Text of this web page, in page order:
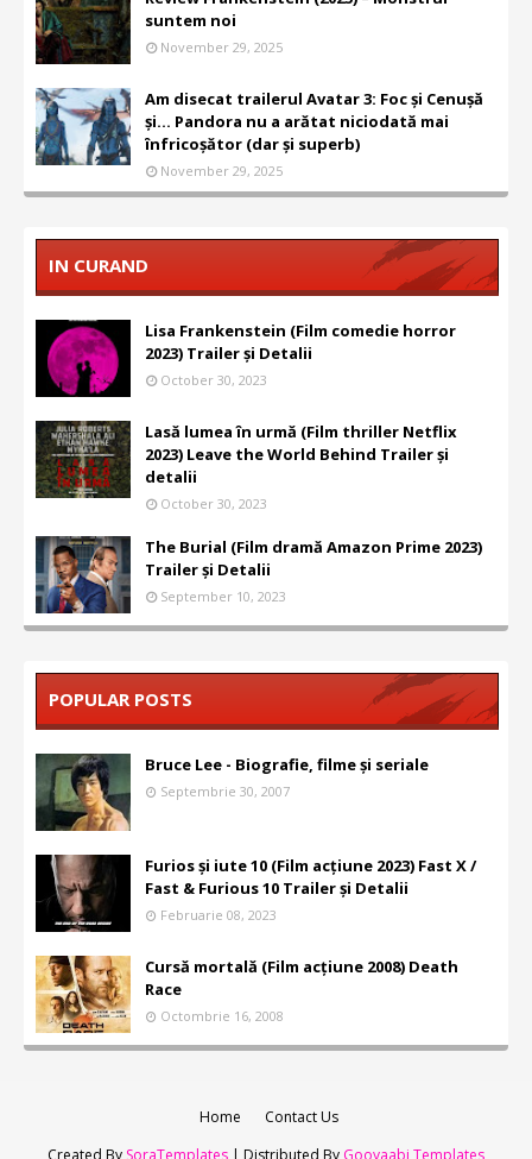
suntem noi
November 29, 2025
Am disecat trailerul Avatar 3: Foc și Cenușă
și... Pandora nu a arătat niciodată mai
înfricoșător (dar și superb)
November 29, 2025
IN CURAND
Lisa Frankenstein (Film comedie horror
2023) Trailer și Detalii
October 30, 2023
Lasă lumea în urmă (Film thriller Netflix
2023) Leave the World Behind Trailer și
detalii
October 30, 2023
The Burial (Film dramă Amazon Prime 2023)
Trailer și Detalii
September 10, 2023
POPULAR POSTS
Bruce Lee - Biografie, filme și seriale
Septembrie 30, 2007
Furios și iute 10 (Film acțiune 2023) Fast X /
Fast & Furious 10 Trailer și Detalii
Februarie 08, 2023
Cursă mortală (Film acțiune 2008) Death
Race
Octombrie 16, 2008
Home
Contact Us
Created By SoraTemplates | Distributed By Gooyaabi Templates